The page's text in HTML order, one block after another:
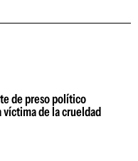
de preso político
víctima de la crueldad